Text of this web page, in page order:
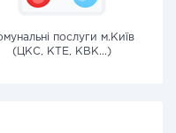
послуги м.Київ
(ЦКС, КТЕ, КВК...)